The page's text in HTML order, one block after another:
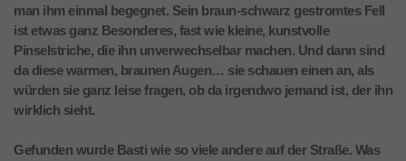
man ihm einmal begegnet. Sein braun-schwarz gestromtes Fell
ist etwas ganz Besonderes, fast wie kleine, kunstvolle
Pinselstriche, die ihn unverwechselbar machen. Und dann sind
da diese warmen, braunen Augen… sie schauen einen an, als
würden sie ganz leise fragen, ob da irgendwo jemand ist, der ihn
wirklich sieht.
Gefunden wurde Basti wie so viele andere auf der Straße. Was